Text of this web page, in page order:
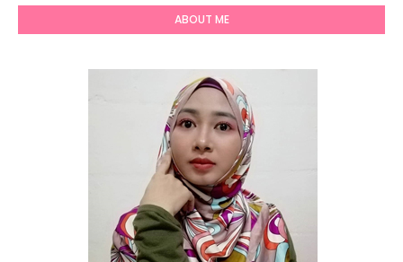
sumber :
ABOUT ME